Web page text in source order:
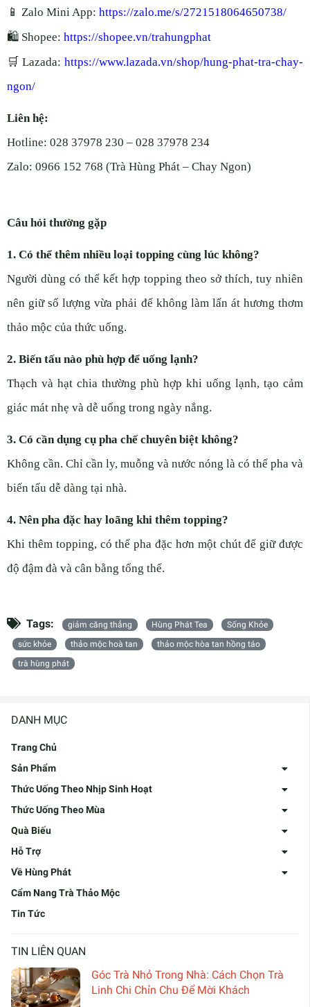
DANH MỤC
Trang Chủ
Sản Phẩm
Thức Uống Theo Nhịp Sinh Hoạt
Thức Uống Theo Mùa
Quà Biếu
Hỗ Trợ
Về Hùng Phát
Cẩm Nang Trà Thảo Mộc
Tin Tức
TIN LIÊN QUAN
Góc Trà Nhỏ Trong Nhà: Cách Chọn Trà
Linh Chi Chỉn Chu Để Mời Khách
📱 Zalo Mini App: https://zalo.me/s/2721518064650738/
🛍 Shopee: https://shopee.vn/trahungphat
🛒 Lazada:https://www.lazada.vn/shop/hung-phat-tra-chay-
ngon/
Liên hệ:
Hotline: 028 37978 230 – 028 37978 234
Zalo: 0966 152 768 (Trà Hùng Phát – Chay Ngon)
Câu hỏi thường gặp
1. Có thể thêm nhiều loại topping cùng lúc không?
Người dùng có thể kết hợp topping theo sở thích, tuy nhiên
nên giữ số lượng vừa phải để không làm lấn át hương thơm
thảo mộc của thức uống.
2. Biến tấu nào phù hợp để uống lạnh?
Thạch và hạt chia thường phù hợp khi uống lạnh, tạo cảm
giác mát nhẹ và dễ uống trong ngày nắng.
3. Có cần dụng cụ pha chế chuyên biệt không?
Không cần. Chỉ cần ly, muỗng và nước nóng là có thể pha và
biến tấu dễ dàng tại nhà.
4. Nên pha đặc hay loãng khi thêm topping?
Khi thêm topping, có thể pha đặc hơn một chút để giữ được
độ đậm đà và cân bằng tổng thể.
Tags: giảm căng thẳng Hùng Phát Tea
Sống Khỏe
sức khỏe
thảo mộc hoà tan
thảo mộc hòa tan hồng táo
trà hùng phát